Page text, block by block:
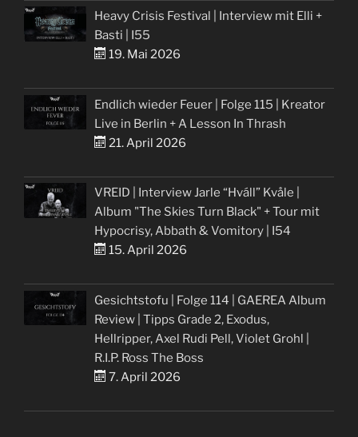
Heavy Crisis Festival | Interview mit Elli +
Basti | I55
19. Mai 2026
Endlich wieder Feuer | Folge 115 | Kreator
Live in Berlin + A Lesson In Thrash
21. April 2026
VREID | Interview Jarle “Hváll” Kvåle |
Album "The Skies Turn Black" + Tour mit
Hypocrisy, Abbath & Vomitory | I54
15. April 2026
Gesichtstofu | Folge 114 | GAEREA Album
Review | Tipps Grade 2, Exodus,
Hellripper, Axel Rudi Pell, Violet Grohl |
R.I.P. Ross The Boss
7. April 2026